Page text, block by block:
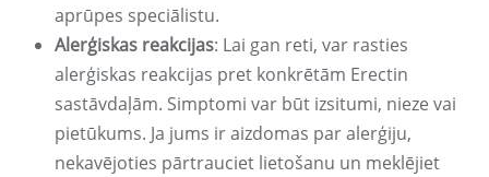
aprūpes speciālistu.
Alerģiskas reakcijas: Lai gan reti, var rasties
alerģiskas reakcijas pret konkrētām Erectin
sastāvdaļām. Simptomi var būt izsitumi, nieze vai
pietūkums. Ja jums ir aizdomas par alerģiju,
nekavējoties pārtrauciet lietošanu un meklējiet